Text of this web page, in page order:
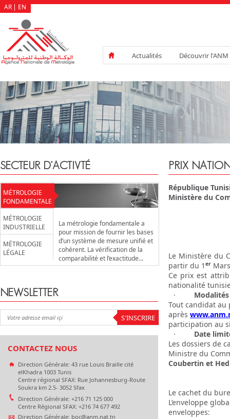
AR EN
Actualités Découvrir l'ANM
SECTEUR D'ACTIVTÉ
MÉTROLOGIE
FONDAMENTALE
MÉTROLOGIE
INDUSTRIELLE
MÉTROLOGIE
LÉGALE
La métrologie fondamentale a
pour mission de fournir les bases
d’un système de mesure unifié et
cohérent. La vérification de la
comparabilité et l’exactitude...
NEWSLETTER
CONTACTEZ NOUS
Direction Générale: 43 rue Louis Braille cité
elKhadra 1003 Tunis
Centre régional SFAX: Rue Johannesburg-Route
Soukra km 2.5- 3052 Sfax
Direction Générale: +216 71 125 000
Centre Régional SFAX: +216 74 677 492
Direction Générale: boc@anm.nat.tn
PRIX
République
Ministère du
Le Ministère du
partir du 1 er
Ce prix est
nationalité
·
Tout candidat au
après
participation au
· Date
Les dossiers de
Ministre du
Coubertin et
Le cachet du
L’enveloppe
enveloppes: